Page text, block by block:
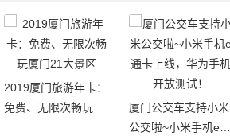
2019厦门旅游年卡：
免费、无限次畅玩厦
厦门公交车支持小米
公交啦~小米手机e通